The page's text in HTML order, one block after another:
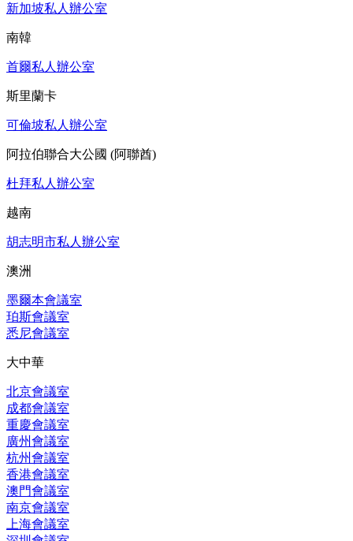
新加坡私人辦公室
南韓
首爾私人辦公室
斯里蘭卡
可倫坡私人辦公室
阿拉伯聯合大公國 (阿聯酋)
杜拜私人辦公室
越南
胡志明市私人辦公室
澳洲
墨爾本會議室
珀斯會議室
悉尼會議室
大中華
北京會議室
成都會議室
重慶會議室
廣州會議室
杭州會議室
香港會議室
澳門會議室
南京會議室
上海會議室